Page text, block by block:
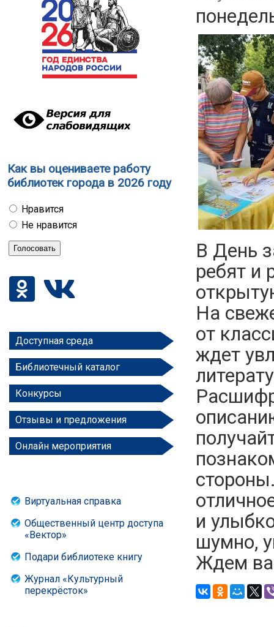
Как вы оцениваете работу
библиотек города в 2026 году
Нравится
Не нравится
Доступная среда
Библиотечный каталог
Конкурсы
Отзывы и предложения
Онлайн мероприятия
Виртуальная справка
Общественный центр доступа
«Вектор»
Подари библиотеке книгу
Журнал «Культурный
перекрёсток»
В День
ребят и
На
от
ждет
и
шумно,
Ждем